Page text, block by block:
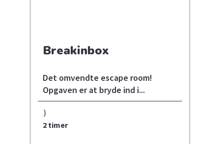
Breakinbox
Det omvendte escape room!
Opgaven er at bryde ind i...
2 timer